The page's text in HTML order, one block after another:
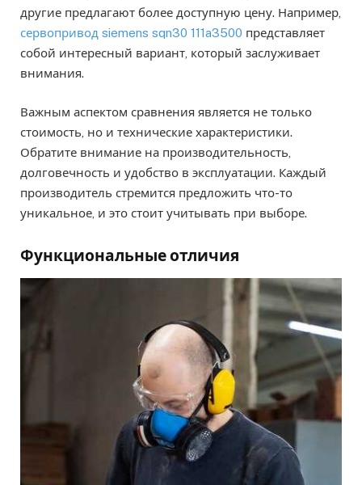
другие предлагают более доступную цену. Например,
сервопривод siemens sqn30 111a3500 представляет
собой интересный вариант, который заслуживает
внимания.
Важным аспектом сравнения является не только
стоимость, но и технические характеристики.
Обратите внимание на производительность,
долговечность и удобство в эксплуатации. Каждый
производитель стремится предложить что-то
уникальное, и это стоит учитывать при выборе.
Функциональные отличия